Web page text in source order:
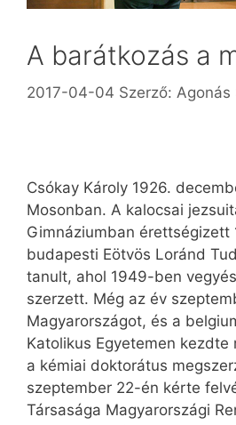
A barátkozás a
2017-04-04 Szerző: Agonás
Csókay Károly 1926.
Mosonban. A kalocsai
Gimnáziumban
budapesti Eötvös Loránd
tanult, ahol 1949-ben
szerzett. Még az év
Magyar­országot, és a
Katolikus Egyetemen kezdte
a kémiai doktorátus
szeptember 22-én kérte
Társasága Magyarországi